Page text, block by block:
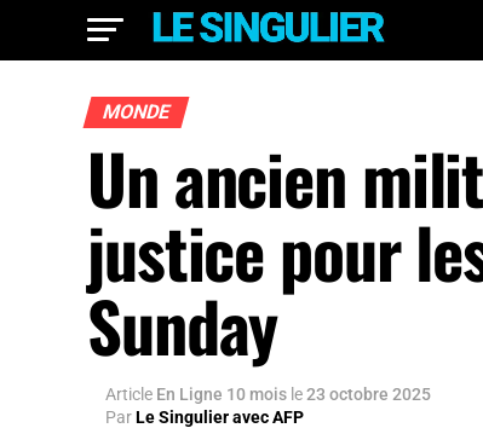
MONDE
Un ancien
justice pour
Sunday
Article En Ligne 10 mois le23 octobre 2025
ParLe Singulier avec AFP